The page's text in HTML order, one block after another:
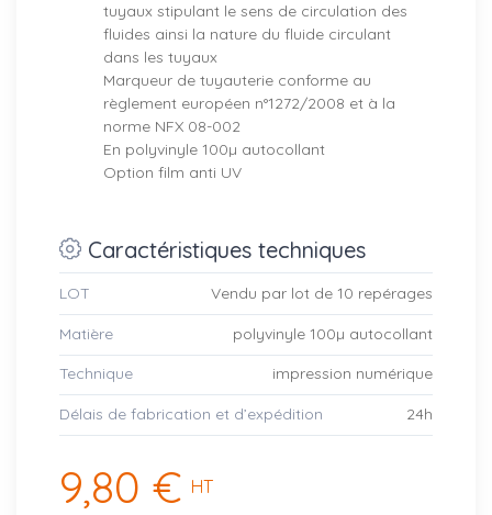
tuyaux stipulant le sens de circulation des
fluides ainsi la nature du fluide circulant
dans les tuyaux
Marqueur de tuyauterie conforme au
règlement européen n°1272/2008 et à la
norme NFX 08-002
En polyvinyle 100µ autocollant
Option film anti UV
Caractéristiques techniques
LOT Vendu par lot de 10 repérages
Matière polyvinyle 100µ autocollant
Technique impression numérique
Délais de fabrication et d’expédition 24h
9,80 € HT